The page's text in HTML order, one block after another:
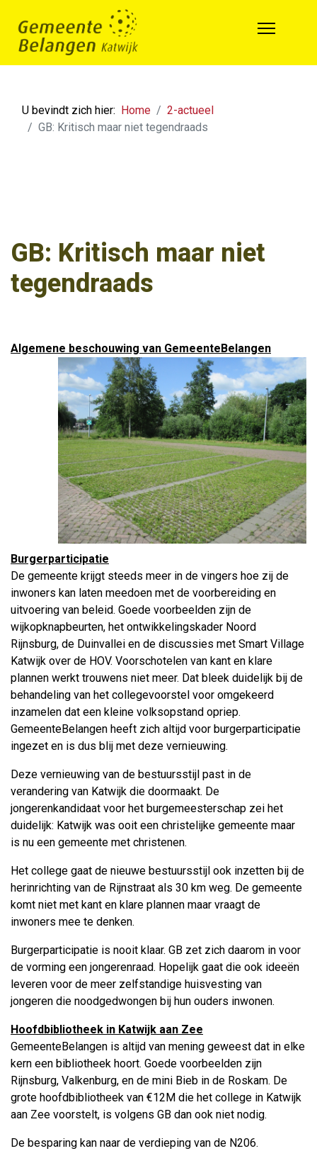
U bevindt zich hier: Home
2-actueel
GB: Kritisch maar niet tegendraads
GB: Kritisch maar niet
tegendraads
Algemene beschouwing van GemeenteBelangen
Burgerparticipatie
De gemeente krijgt steeds meer in de vingers hoe zij de
inwoners kan laten meedoen met de voorbereiding en
uitvoering van beleid. Goede voorbeelden zijn de
wijkopknapbeurten, het ontwikkelingskader Noord
Rijnsburg, de Duinvallei en de discussies met Smart Village
Katwijk over de HOV. Voorschotelen van kant en klare
plannen werkt trouwens niet meer. Dat bleek duidelijk bij de
behandeling van het collegevoorstel voor omgekeerd
inzamelen dat een kleine volksopstand opriep.
GemeenteBelangen heeft zich altijd voor burgerparticipatie
ingezet en is dus blij met deze vernieuwing.
Deze vernieuwing van de bestuursstijl past in de
verandering van Katwijk die doormaakt. De
jongerenkandidaat voor het burgemeesterschap zei het
duidelijk: Katwijk was ooit een christelijke gemeente maar
is nu een gemeente met christenen.
Het college gaat de nieuwe bestuursstijl ook inzetten bij de
herinrichting van de Rijnstraat als 30 km weg. De gemeente
komt niet met kant en klare plannen maar vraagt de
inwoners mee te denken.
Burgerparticipatie is nooit klaar. GB zet zich daarom in voor
de vorming een jongerenraad. Hopelijk gaat die ook ideeën
leveren voor de meer zelfstandige huisvesting van
jongeren die noodgedwongen bij hun ouders inwonen.
Hoofdbibliotheek in Katwijk aan Zee
GemeenteBelangen is altijd van mening geweest dat in elke
kern een bibliotheek hoort. Goede voorbeelden zijn
Rijnsburg, Valkenburg, en de mini Bieb in de Roskam. De
grote hoofdbibliotheek van €12M die het college in Katwijk
aan Zee voorstelt, is volgens GB dan ook niet nodig.
De besparing kan naar de verdieping van de N206.